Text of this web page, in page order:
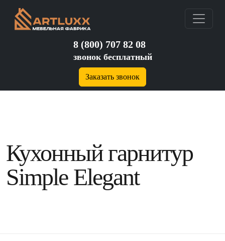
8 (800) 707 82 08
звонок бесплатный
Заказать звонок
Кухонный гарнитур
Simple Elegant